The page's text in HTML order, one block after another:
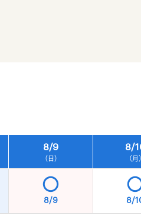
8/9
（日）
8/
（月）
8/9 8/